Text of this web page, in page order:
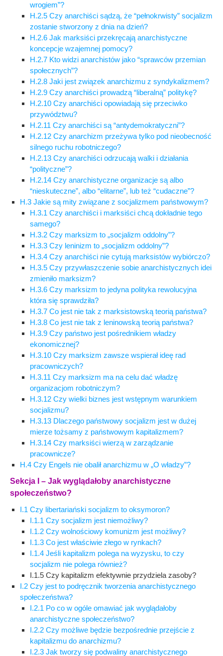
wrogiem”?
H.2.5 Czy anarchiści sądzą, że “pełnokrwisty” socjalizm
zostanie stworzony z dnia na dzień?
H.2.6 Jak marksiści przekręcają anarchistyczne
koncepcje wzajemnej pomocy?
H.2.7 Kto widzi anarchistów jako “sprawców przemian
społecznych”?
H.2.8 Jaki jest związek anarchizmu z syndykalizmem?
H.2.9 Czy anarchiści prowadzą “liberalną” politykę?
H.2.10 Czy anarchiści opowiadają się przeciwko
przywództwu?
H.2.11 Czy anarchiści są “antydemokratyczni”?
H.2.12 Czy anarchizm przeżywa tylko pod nieobecność
silnego ruchu robotniczego?
H.2.13 Czy anarchiści odrzucają walki i działania
“polityczne”?
H.2.14 Czy anarchistyczne organizacje są albo
“nieskuteczne”, albo “elitarne”, lub też “cudaczne”?
H.3 Jakie są mity związane z socjalizmem państwowym?
H.3.1 Czy anarchiści i marksiści chcą dokładnie tego
samego?
H.3.2 Czy marksizm to „socjalizm oddolny”?
H.3.3 Czy leninizm to „socjalizm oddolny”?
H.3.4 Czy anarchiści nie cytują marksistów wybiórczo?
H.3.5 Czy przywłaszczenie sobie anarchistycznych idei
zmieniło marksizm?
H.3.6 Czy marksizm to jedyna polityka rewolucyjna
która się sprawdziła?
H.3.7 Co jest nie tak z marksistowską teorią państwa?
H.3.8 Co jest nie tak z leninowską teorią państwa?
H.3.9 Czy państwo jest pośrednikiem władzy
ekonomicznej?
H.3.10 Czy marksizm zawsze wspierał ideę rad
pracowniczych?
H.3.11 Czy marksizm ma na celu dać władzę
organizacjom robotniczym?
H.3.12 Czy wielki biznes jest wstępnym warunkiem
socjalizmu?
H.3.13 Dlaczego państwowy socjalizm jest w dużej
mierze tożsamy z państwowym kapitalizmem?
H.3.14 Czy marksiści wierzą w zarządzanie
pracownicze?
H.4 Czy Engels nie obalił anarchizmu w „O władzy”?
Sekcja I – Jak wyglądałoby anarchistyczne
społeczeństwo?
I.1 Czy libertariański socjalizm to oksymoron?
I.1.1 Czy socjalizm jest niemożliwy?
I.1.2 Czy wolnościowy komunizm jest możliwy?
I.1.3 Co jest właściwie złego w rynkach?
I.1.4 Jeśli kapitalizm polega na wyzysku, to czy
socjalizm nie polega również?
I.1.5 Czy kapitalizm efektywnie przydziela zasoby?
I.2 Czy jest to podręcznik tworzenia anarchistycznego
społeczeństwa?
I.2.1 Po co w ogóle omawiać jak wyglądałoby
anarchistyczne społeczeństwo?
I.2.2 Czy możliwe będzie bezpośrednie przejście z
kapitalizmu do anarchizmu?
I.2.3 Jak tworzy się podwaliny anarchistycznego